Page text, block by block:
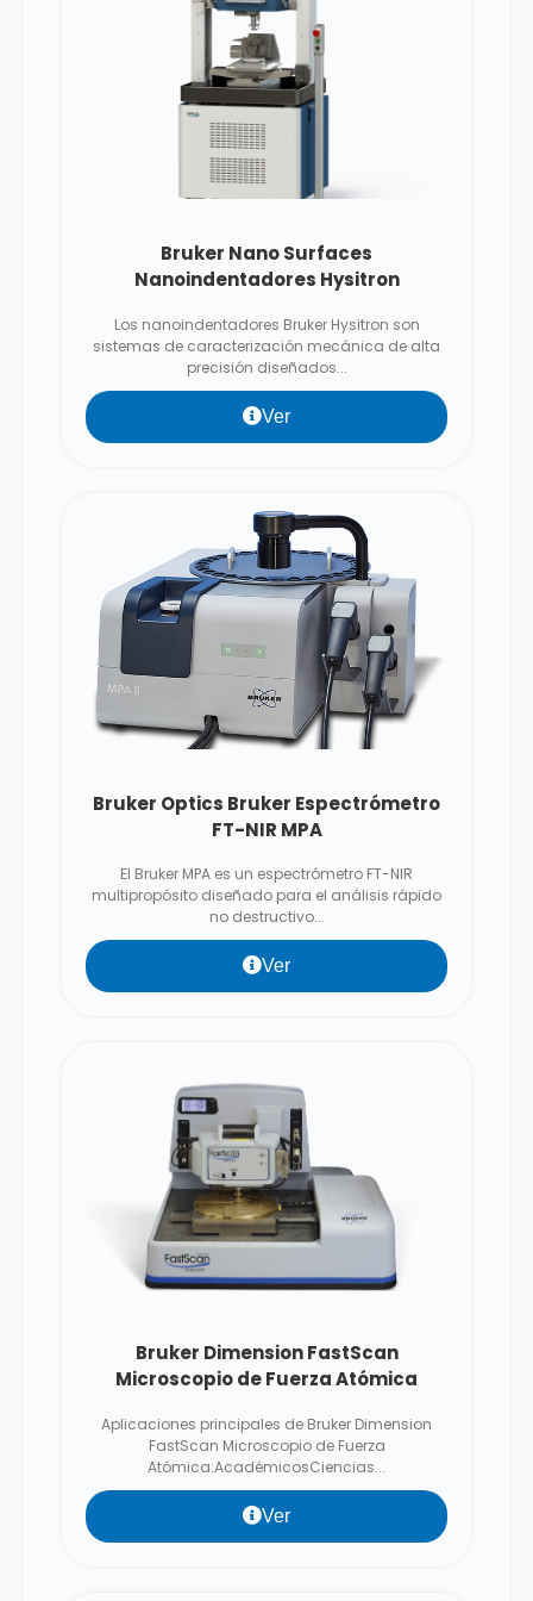
Bruker Nano Surfaces
Nanoindentadores Hysitron
Los nanoindentadores Bruker Hysitron son
sistemas de caracterización mecánica de alta
precisión diseñados...
Ver
Bruker Optics Bruker Espectrómetro
FT-NIR MPA
El Bruker MPA es un espectrómetro FT-NIR
multipropósito diseñado para el análisis rápido
no destructivo...
Ver
Bruker Dimension FastScan
Microscopio de Fuerza Atómica
Aplicaciones principales de Bruker Dimension
FastScan Microscopio de Fuerza
Atómica:AcadémicosCiencias...
Ver